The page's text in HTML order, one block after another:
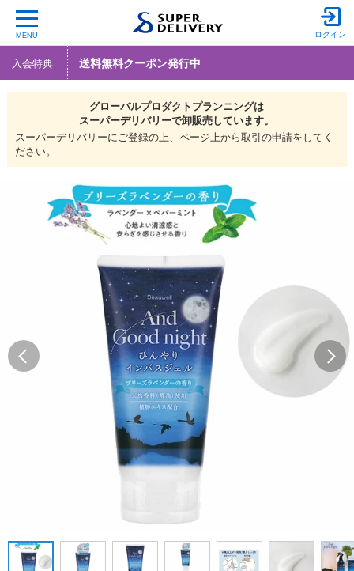
MENU ログイン
入会特典 送料無料クーポン発行中
グローバルプロダクトプランニングは
スーパーデリバリーで卸販売しています。
スーパーデリバリーにご登録の上、ページ上から取引の申請をしてく
ださい。